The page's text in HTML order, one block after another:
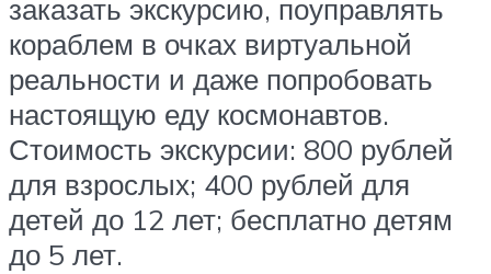
заказать экскурсию, поуправлять
кораблем в очках виртуальной
реальности и даже попробовать
настоящую еду космонавтов.
Стоимость экскурсии: 800 рублей
для взрослых; 400 рублей для
детей до 12 лет; бесплатно детям
до 5 лет.